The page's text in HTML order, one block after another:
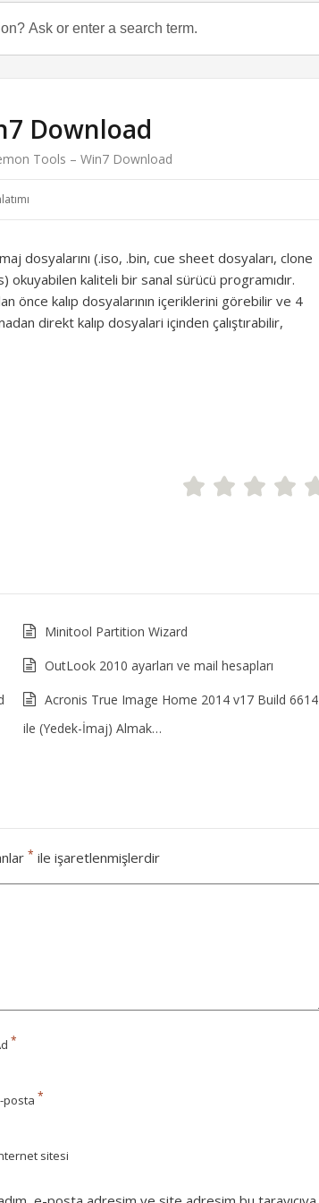
Download
Tools – Win7 Download
dosyalarını (.iso, .bin, cue sheet dosyaları, clone
kaliteli bir sanal sürücü programıdır.
önce kalıp dosyalarının içeriklerini görebilir ve 4
direkt kalıp dosyalari içinden çalıştırabilir,
Minitool Partition Wizard
OutLook 2010 ayarları ve mail hesapları
Acronis True Image Home 2014 v17 Build 6614
ile (Yedek-İmaj) Almak…
* ile işaretlenmişlerdir
*
posta *
sitesi